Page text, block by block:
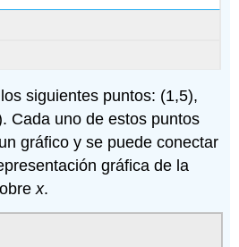
siguientes puntos: (1,5),
Cada uno de estos puntos
gráfico y se puede conectar
gráfica de la
x.